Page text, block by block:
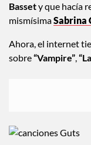
Bassety que hacía
mismísimaSabrina
Ahora, el internet
sobre“Vampire”,